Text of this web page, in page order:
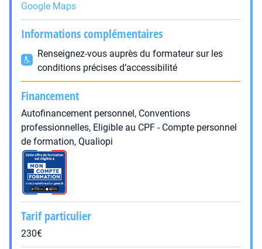
Google Maps
Informations complémentaires
Renseignez-vous auprès du formateur sur les
conditions précises d’accessibilité
Financement
Autofinancement personnel, Conventions
professionnelles, Eligible au CPF - Compte personnel
de formation, Qualiopi
Tarif particulier
230€